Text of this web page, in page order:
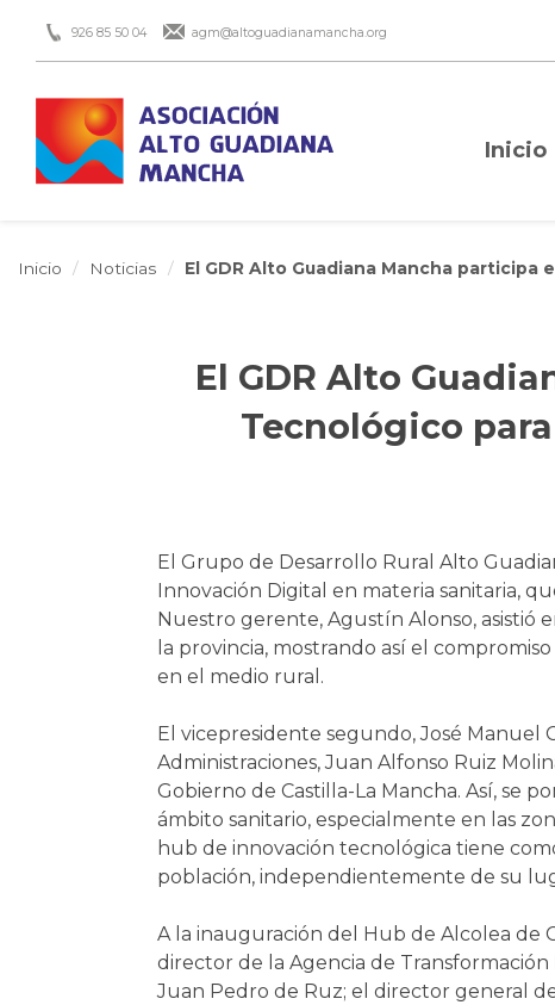
926 85 50 04 agm@altoguadianamancha.org
Inicio
Inicio Noticias El GDR Alto Guadiana Mancha
El GDR Alto
Tecnológico
El Grupo de Desarrollo Rural Alto
Innovación Digital en materia sanitaria,
Nuestro gerente, Agustín Alonso, asistió
la provincia, mostrando así el
en el medio rural.
El vicepresidente segundo, José Manuel
Administraciones, Juan Alfonso Ruiz
Gobierno de Castilla-La Mancha. Así, se
ámbito sanitario, especialmente en las
hub de innovación tecnológica tiene
población, independientemente de su
A la inauguración del Hub de Alcolea de
director de la Agencia de
Juan Pedro de Ruz; el director general